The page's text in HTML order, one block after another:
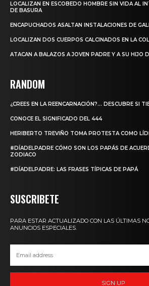
LOCALIZAN EN ESCOBEDO HOMBRE SIN VIDA AL
DE BASURA
ENCAPUCHADOS ASALTAN INSTALACIONES DE
LOCALIZAN DOS CUERPOS CALCINADOS EN LA
ATACAN A BALAZOS A JOVEN PADRE Y A SU HIJO
RANDOM
¿CREES EN LA REENCARNACIÓN?… DESCUBRE SI
CONOCE EL SIGNIFICADO DEL 444
HERIBERTO TREVIÑO TOMA PROTESTA COMO
#DÍADELPADRE CÓMO SON LOS PAPÁS DE
ZODIACO
#DÍADELPADRE: LAS FRASES TÍPICAS DE PAPÁ
SUSCRIBETE
PARA ESTAR ACTUALIZADO CON LAS ÚLTIMAS
ANUNCIOS ESPECIALES.
SIGN UP